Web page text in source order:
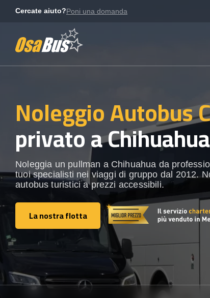
Cercate aiuto?Poni una domanda
Noleggio Autobus
privato a Chihuahua
Noleggia un pullman a Chihuahua da
tuoi specialisti nei viaggi di gruppo dal 2012.
autobus turistici a prezzi accessibili.
La nostra flotta
La nostra flotta